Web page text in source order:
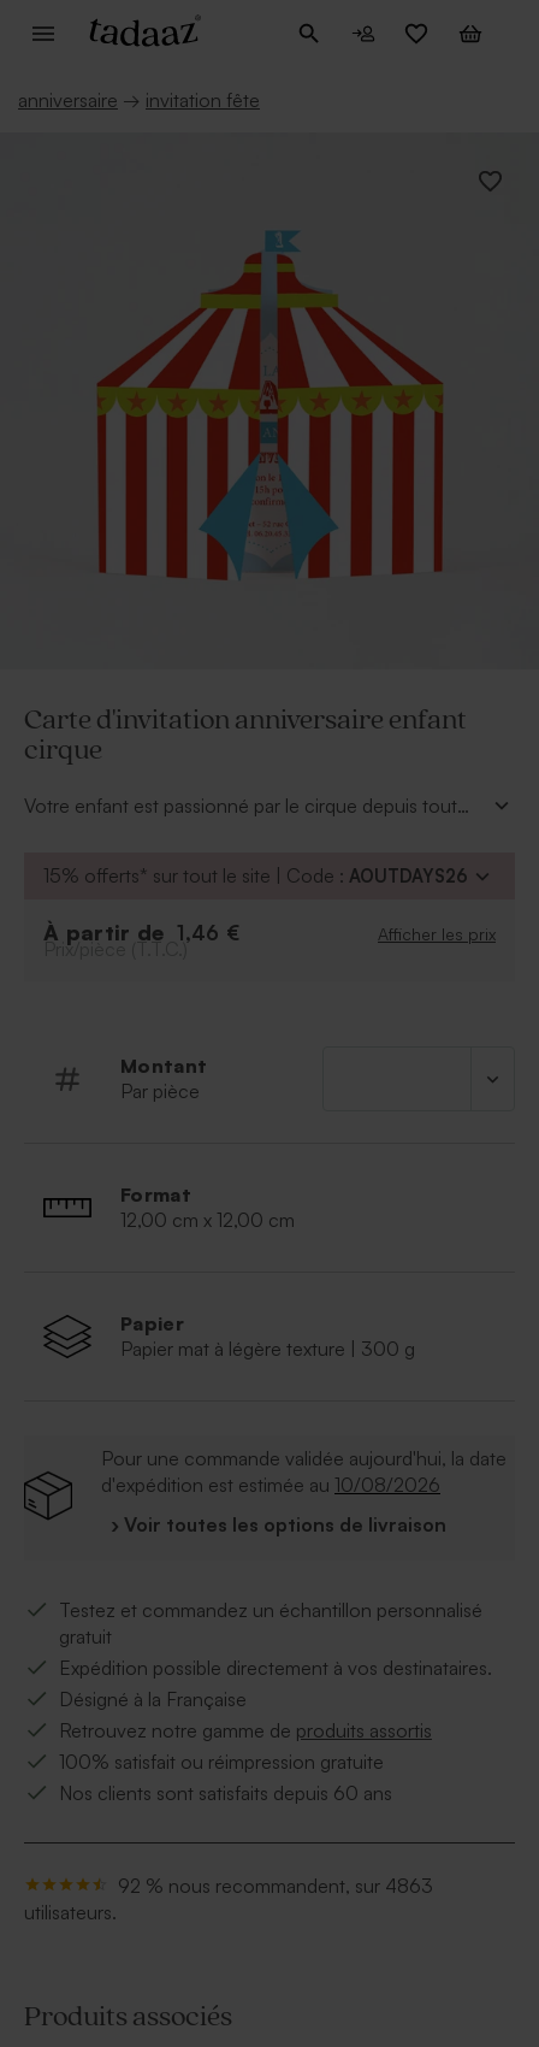
anniversaire → invitation fête
Carte d'invitation anniversaire enfant
cirque
Votre enfant est passionné par le cirque depuis tout
Les portes du chapiteau s'ouvrent et laissent place à
et grands apprécieront et la fête n'en sera que plus
15% offerts* sur tout le site | Code : AOUTDAYS26
À partir de 1,46 € Afficher les prix
Prix/pièce (T.T.C.)
Montant
Par pièce
Format
12,00 cm x 12,00 cm
Papier
Papier mat à légère texture | 300 g
Pour une commande validée aujourd'hui, la date
d'expédition est estimée au 10/08/2026
› Voir toutes les options de livraison
Testez et commandez un échantillon personnalisé
gratuit
Expédition possible directement à vos destinataires.
Désigné à la Française
Retrouvez notre gamme de produits assortis
100% satisfait ou réimpression gratuite
Nos clients sont satisfaits depuis 60 ans
92 % nous recommandent, sur 4863
utilisateurs.
Produits associés